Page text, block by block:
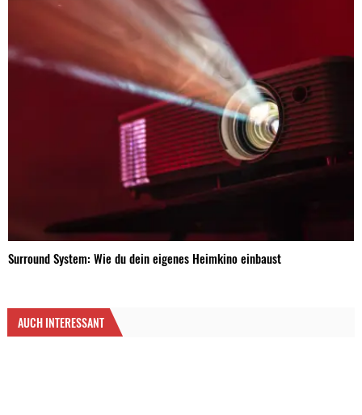
Surround System: Wie du dein eigenes Heimkino einbaust
AUCH INTERESSANT